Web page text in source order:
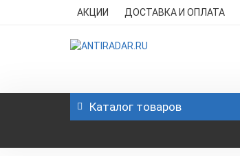
АКЦИИ ДОСТАВКА И ОПЛАТА
Каталог товаров